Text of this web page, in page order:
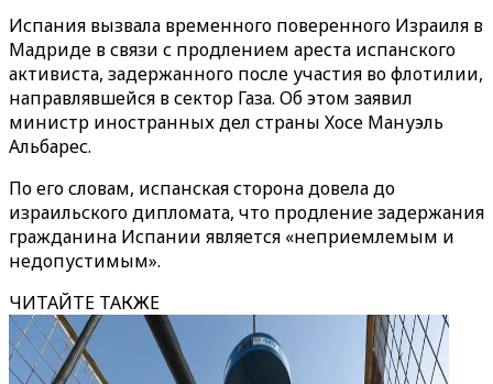
Испания вызвала временного поверенного Израиля в
Мадриде в связи с продлением ареста испанского
активиста, задержанного после участия во флотилии,
направлявшейся в сектор Газа. Об этом заявил
министр иностранных дел страны Хосе Мануэль
Альбарес.
По его словам, испанская сторона довела до
израильского дипломата, что продление задержания
гражданина Испании является «неприемлемым и
недопустимым».
ЧИТАЙТЕ ТАКЖЕ